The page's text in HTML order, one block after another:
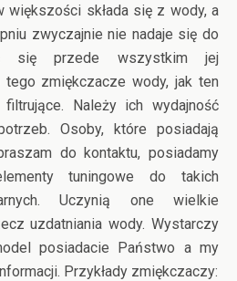
większości składa się z wody, a
zwyczajnie nie nadaje się do
się przede wszystkim jej
tego zmiękczacze wody, jak ten
Należy ich wydajność
Osoby, które posiadają
do kontaktu, posiadamy
tuningowe do takich
Uczynią one wielkie
uzdatniania wody. Wystarczy
posiadacie Państwo a my
Przykłady zmiękczaczy: